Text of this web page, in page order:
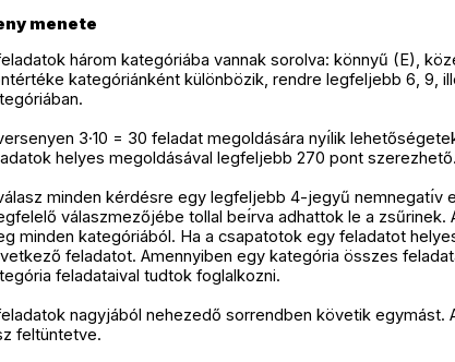
menete
három kategóriába vannak sorolva: könnyű (E),
kategóriánként különbözik, rendre legfeljebb 6, 9,
3·10 = 30 feladat megoldására nyı́lik
helyes megoldásával legfeljebb 270 pont szerezhető.
minden kérdésre egy legfeljebb 4-jegyű nemnegatı́v
válaszmezőjébe tollal beı́rva adhattok le a
minden kategóriából. Ha a csapatotok egy feladatot
feladatot. Amennyiben egy kategória összes
feladataival tudtok foglalkozni.
nagyjából nehezedő sorrendben követik egymást.
feltüntetve.